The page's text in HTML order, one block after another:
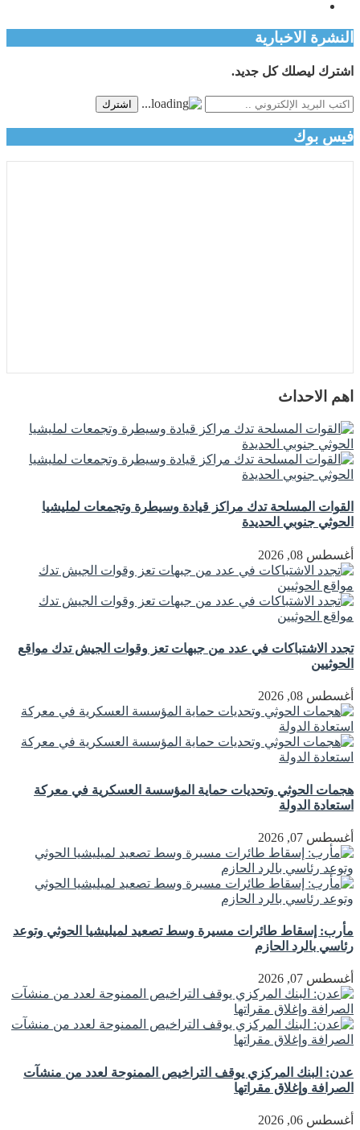
النشرة الاخبارية
اشترك ليصلك كل جديد.
اشترك
فيس بوك
اهم الاحداث
القوات المسلحة تدك مراكز قيادة وسيطرة وتجمعات لمليشيا
الحوثي جنوبي الحديدة
أغسطس 08, 2026
تجدد الاشتباكات في عدد من جبهات تعز وقوات الجيش تدك مواقع
الحوثيين
أغسطس 08, 2026
هجمات الحوثي وتحديات حماية المؤسسة العسكرية في معركة
استعادة الدولة
أغسطس 07, 2026
مأرب: إسقاط طائرات مسيرة وسط تصعيد لميليشيا الحوثي وتوعد
رئاسي بالرد الحازم
أغسطس 07, 2026
عدن: البنك المركزي يوقف التراخيص الممنوحة لعدد من منشآت
الصرافة وإغلاق مقراتها
أغسطس 06, 2026